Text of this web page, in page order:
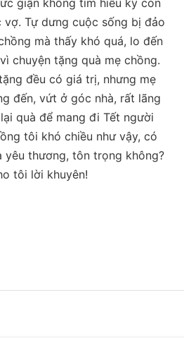
giận không tìm hiểu kỹ còn
vợ. Tự dưng cuộc sống bị đảo
mà thấy khó quá, lo đến
chuyện tặng quà mẹ chồng.
đều có giá trị, nhưng mẹ
đến, vứt ở góc nhà, rất lãng
quà để mang đi Tết người
tôi khó chiều như vậy, có
yêu thương, tôn trọng không?
tôi lời khuyên!